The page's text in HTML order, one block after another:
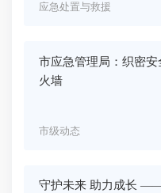
应急处置与救援
市应急管理局：织密
火墙
市级动态
守护未来 助力成长 ——三明市民政部门多措并举筑牢